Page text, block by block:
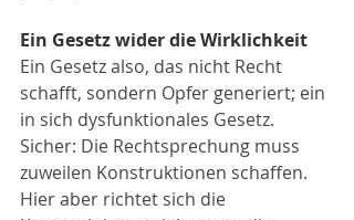
Ein Gesetz wider die Wirklichkeit
Ein Gesetz also, das nicht Recht
schafft, sondern Opfer generiert; ein
in sich dysfunktionales Gesetz.
Sicher: Die Rechtsprechung muss
zuweilen Konstruktionen schaffen.
Hier aber richtet sich die